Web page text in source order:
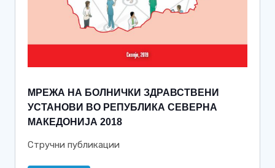
МРЕЖА НА БОЛНИЧКИ ЗДРАВСТВЕНИ
УСТАНОВИ ВО РЕПУБЛИКА СЕВЕРНА
МАКЕДОНИЈА 2018
Стручни публикации